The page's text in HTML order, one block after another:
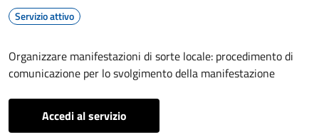
Servizio attivo
Organizzare manifestazioni di sorte locale: procedimento di
comunicazione per lo svolgimento della manifestazione
Accedi al servizio